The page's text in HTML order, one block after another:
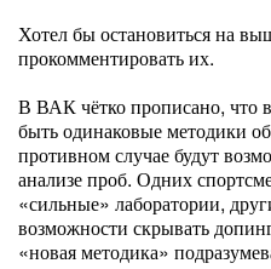
Хотел бы остановиться на
прокомментировать их.
В ВАК чётко прописано, что
быть одинаковые методики
противном случае будут
анализе проб. Одних
«сильные» лаборатории,
возможности скрывать
«новая методика»